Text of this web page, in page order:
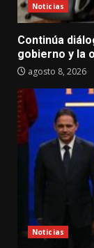
Noticias
Continúa
gobierno y la
agosto 8, 2026
Noticias